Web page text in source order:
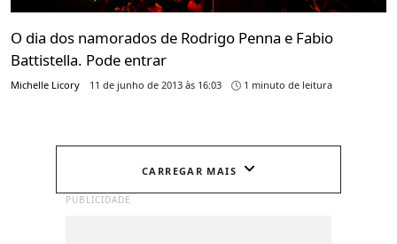
O dia dos namorados de Rodrigo Penna e Fabio
Battistella. Pode entrar
Michelle Licory 11 de junho de 2013 às 16:03 1 minuto de leitura
CARREGAR MAIS
PUBLICIDADE